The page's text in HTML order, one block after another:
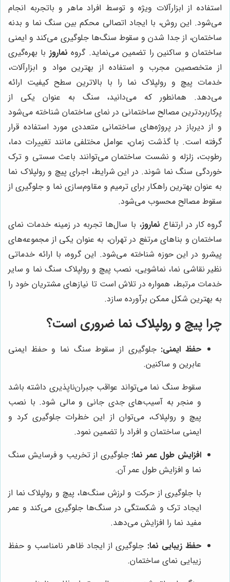
استفاده از ابزارآلات ویژه و توسط افراد ماهر و باتجربه انجام
می‌شود. این روش، با ایجاد اتصالی محکم بین سنگ نما و بدنه
ساختمان، از جدا شدن و سقوط سنگ‌ها جلوگیری می‌کند و ایمنی
ساختمان و ساکنین را تضمین می‌نماید. گروه نماروز با بهره‌گیری
از متخصصین مجرب و استفاده از بهترین مواد و ابزارآلات،
خدمات پیچ و رولپلاک نما را با بالاترین سطح کیفیت ارائه
می‌دهد. همانطور که می‌دانید، سنگ به عنوان یکی از
پرکاربردترین مصالح ساختمانی در نمای ساختمان شناخته می‌شود
و از دیرباز در پروژه‌های ساختمانی متعددی مورد استفاده قرار
گرفته است. با گذشت زمان، عوامل مختلفی مانند تغییرات دما،
رطوبت، زلزله و نشست ساختمان می‌توانند باعث سستی و ترک
خوردگی سنگ نما شوند. در این شرایط، اجرای پیچ و رولپلاک نما
به عنوان بهترین راهکار برای ترمیم و مقاوم‌سازی نما و جلوگیری از
سقوط مصالح محسوب می‌شود.
گروه کار در ارتفاع نماروز، با سال‌ها تجربه در زمینه خدمات نمای
ساختمان و بناهای مرتفع در تهران، به عنوان یکی از مجموعه‌های
پیشرو در این حوزه شناخته می‌شود. این گروه، با ارائه خدماتی
نظیر نقاشی نما، نماشویی، نصب پیچ و رولپلاک سنگ نما و سایر
خدمات مرتبط، همواره در تلاش است تا نیازهای مشتریان خود را
به بهترین شکل ممکن برآورده سازد.
چرا پیچ و رولپلاک نما ضروری است؟
حفظ ایمنی: جلوگیری از سقوط سنگ نما و حفظ ایمنی
عابرین و ساکنین.
سقوط سنگ نما می‌تواند عواقب جبران‌ناپذیری داشته باشد
و منجر به آسیب‌های جدی جانی و مالی شود. با نصب
پیچ و رولپلاک، می‌توان از این خطرات جلوگیری کرد و
ایمنی ساختمان و افراد را تضمین نمود.
افزایش طول عمر نما: جلوگیری از تخریب و فرسایش سنگ
نما و افزایش طول عمر آن.
با جلوگیری از حرکت و لرزش سنگ‌ها، پیچ و رولپلاک نما از
ایجاد ترک و شکستگی در سنگ‌ها جلوگیری می‌کند و عمر
مفید نما را افزایش می‌دهد.
حفظ زیبایی نما: جلوگیری از ایجاد ظاهر نامناسب و حفظ
زیبایی نمای ساختمان.